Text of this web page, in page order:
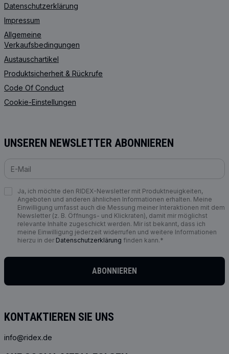
Datenschutzerklärung
Impressum
Allgemeine
Verkaufsbedingungen
Austauschartikel
Produktsicherheit & Rückrufe
Code Of Conduct
Cookie-Einstellungen
KONTAKTIEREN SIE UNS
info@ridex.de
UNSEREN NEWSLETTER ABONNIEREN
Ja, ich möchte den RIDEX-Newsletter mit Produktneuigkeiten,
Angeboten und anderen ähnlichen Informationen erhalten. Meine
Einwilligung umfasst auch die Messung meiner Interaktionen mit dem
Newsletter (z. B. Öffnungs- und Klickraten), damit mir möglichst
relevante Inhalte zugeschickt werden. Mir ist bekannt, dass ich
meine Einwilligung jederzeit widerrufen und weitere Informationen
hierzu in der Datenschutzerklärung finden kann.*
ABONNIEREN